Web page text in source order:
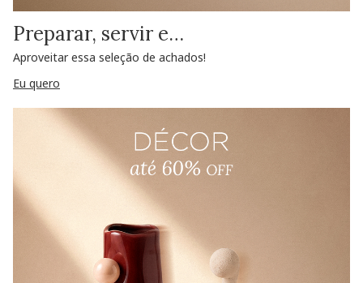
Preparar, servir e…
Aproveitar essa seleção de achados!
Eu quero